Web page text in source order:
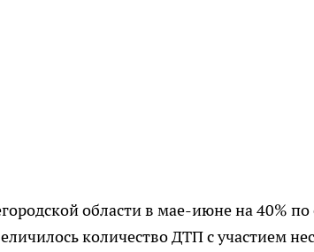
области в мае-июне на 40%
количество ДТП с участием